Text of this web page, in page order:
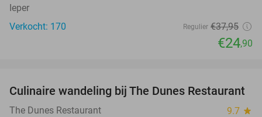
Ieper
Verkocht: 170
Regulier €37,95
€24,90
28%
Culinaire wandeling bij The Dunes Restaurant
The Dunes Restaurant 9.7 star